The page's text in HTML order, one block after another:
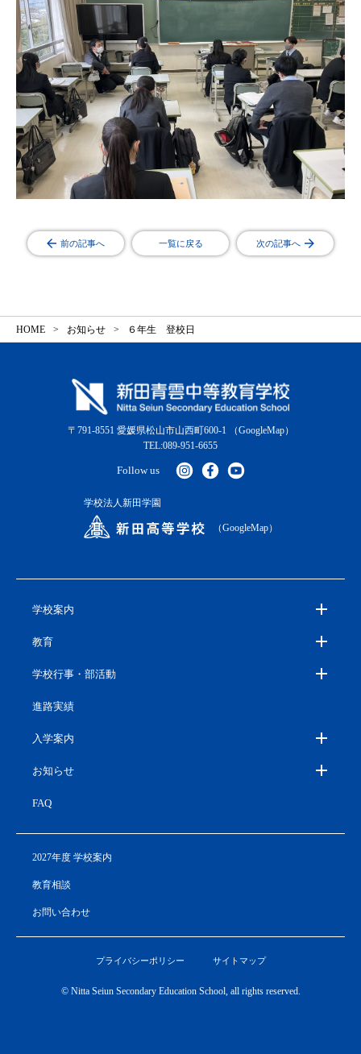
前の記事へ 一覧に戻る 次の記事へ
HOME お知らせ ６年生 登校日
〒791-8551 愛媛県松山市山西町600-1
（GoogleMap）
TEL:089-951-6655
Follow us
学校法人新田学園
（GoogleMap）
学校案内
教育
学校行事・部活動
進路実績
入学案内
お知らせ
FAQ
2027年度 学校案内
教育相談
お問い合わせ
プライバシーポリシー サイトマップ
© Nitta Seiun Secondary Education School, all rights reserved.